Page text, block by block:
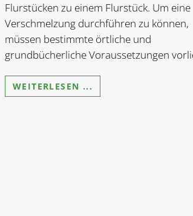
Flurstücken zu einem Flurstück. Um eine
Verschmelzung durchführen zu können,
müssen bestimmte örtliche und
grundbücherliche Voraussetzungen
WEITERLESEN ...